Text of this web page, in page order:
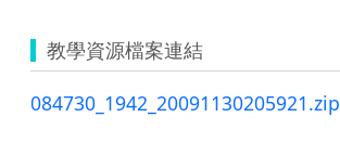
教學資源檔案連結
084730_1942_20091130205921.zip